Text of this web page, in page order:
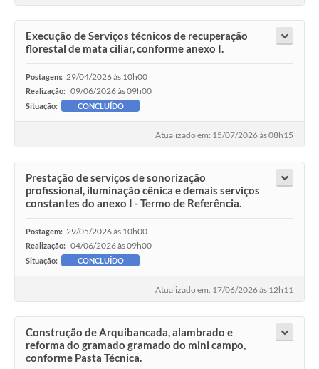
Execução de Serviços técnicos de recuperação
florestal de mata ciliar, conforme anexo I.
Postagem: 29/04/2026 às 10h00
Realização: 09/06/2026 às 09h00
Situação: CONCLUÍDO
Atualizado em: 15/07/2026 às 08h15
Prestação de serviços de sonorização
profissional, iluminação cênica e demais serviços
constantes do anexo I - Termo de Referência.
Postagem: 29/05/2026 às 10h00
Realização: 04/06/2026 às 09h00
Situação: CONCLUÍDO
Atualizado em: 17/06/2026 às 12h11
Construção de Arquibancada, alambrado e
reforma do gramado gramado do mini campo,
conforme Pasta Técnica.